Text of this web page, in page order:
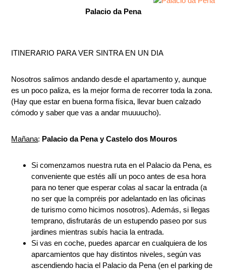
Palacio da Pena
ITINERARIO PARA VER SINTRA EN UN DIA
Nosotros salimos andando desde el apartamento y, aunque
es un poco paliza, es la mejor forma de recorrer toda la zona.
(Hay que estar en buena forma física, llevar buen calzado
cómodo y saber que vas a andar muuuucho).
Mañana: Palacio da Pena y Castelo dos Mouros
Si comenzamos nuestra ruta en el Palacio da Pena, es
conveniente que estés allí un poco antes de esa hora
para no tener que esperar colas al sacar la entrada (a
no ser que la compréis por adelantado en las oficinas
de turismo como hicimos nosotros). Además, si llegas
temprano, disfrutarás de un estupendo paseo por sus
jardines mientras subís hacia la entrada.
Si vas en coche, puedes aparcar en cualquiera de los
aparcamientos que hay distintos niveles, según vas
ascendiendo hacia el Palacio da Pena (en el parking de